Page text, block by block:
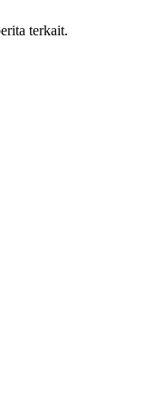
terkait.